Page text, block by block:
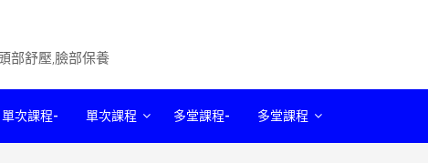
部舒壓,臉部保養
單次課程- 單次課程 多堂課程- 多堂課程